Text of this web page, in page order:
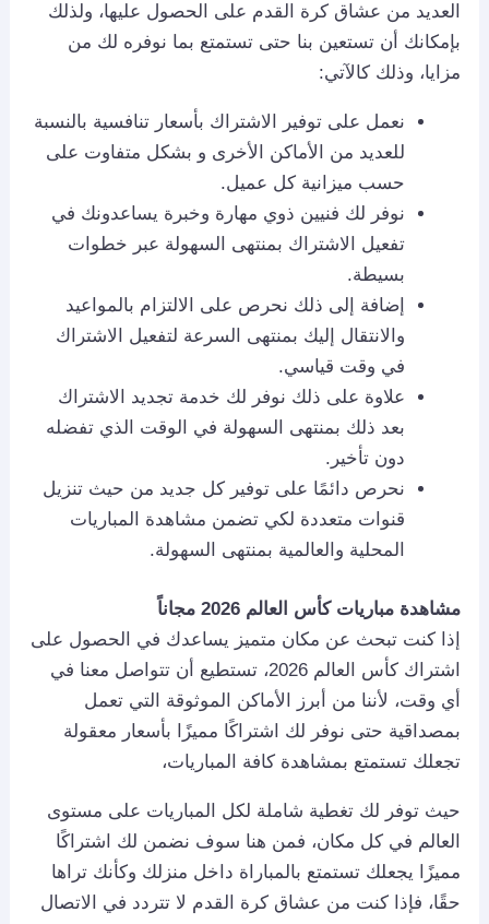
العديد من عشاق كرة القدم على الحصول عليها، ولذلك
بإمكانك أن تستعين بنا حتى تستمتع بما نوفره لك من
مزايا، وذلك كالآتي:
نعمل على توفير الاشتراك بأسعار تنافسية بالنسبة
للعديد من الأماكن الأخرى و بشكل متفاوت على
حسب ميزانية كل عميل.
نوفر لك فنيين ذوي مهارة وخبرة يساعدونك في
تفعيل الاشتراك بمنتهى السهولة عبر خطوات
بسيطة.
إضافة إلى ذلك نحرص على الالتزام بالمواعيد
والانتقال إليك بمنتهى السرعة لتفعيل الاشتراك
في وقت قياسي.
علاوة على ذلك نوفر لك خدمة تجديد الاشتراك
بعد ذلك بمنتهى السهولة في الوقت الذي تفضله
دون تأخير.
نحرص دائمًا على توفير كل جديد من حيث تنزيل
قنوات متعددة لكي تضمن مشاهدة المباريات
المحلية والعالمية بمنتهى السهولة.
مشاهدة مباريات كأس العالم 2026 مجاناً
إذا كنت تبحث عن مكان متميز يساعدك في الحصول على
اشتراك كأس العالم 2026، تستطيع أن تتواصل معنا في
أي وقت، لأننا من أبرز الأماكن الموثوقة التي تعمل
بمصداقية حتى نوفر لك اشتراكًا مميزًا بأسعار معقولة
تجعلك تستمتع بمشاهدة كافة المباريات،
حيث توفر لك تغطية شاملة لكل المباريات على مستوى
العالم في كل مكان، فمن هنا سوف نضمن لك اشتراكًا
مميزًا يجعلك تستمتع بالمباراة داخل منزلك وكأنك تراها
حقًا، فإذا كنت من عشاق كرة القدم لا تتردد في الاتصال